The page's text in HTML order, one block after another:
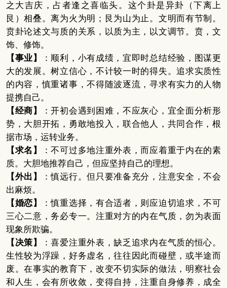
之大吉庆，占者逢之喜临头。这个卦是异卦（下离上
艮）相叠。离为火为明；艮为山为止。文明而有节制。
贲卦论述文与质的关系，以质为主，以文调节。贲，文
饰、修饰。
【事业】
：顺利，小有成绩，宜即时总结经验，图谋更
大的发展。树立信心，不计较一时的得失。追求实质性
的内容，慎重诸事，不得随波逐流，寻求有实力的人物
提携自己。
【经商】
：开初会遇到困难，不应灰心，宜全面分析形
势，大胆开拓，勇敢地投入，联合他人，共同合作，根
据市场，运转业务。
【求名】
：不可过多地注重外表，而应着重于内在的素
质。大胆地推荐自己，但应坚持自己的理想。
【外出】
：慎远行。但只要准备充分，注意安全，不会
出麻烦。
【婚恋】
：慎重选择，有合适者，则应迫切追求，不可
三心二意，务必专一。注重对方的内在气质，勿为表面
现象所欺骗。
【决策】
：喜爱注重外表，缺乏追求内在气质的恒心。
生性较为浮躁，好务虚名，往往因此而碰壁，或半途而
废。在事实的教育下，改变不切实际的做法，明察社会
和人生，会有所收敛，变得自持，注重自身修养，成全